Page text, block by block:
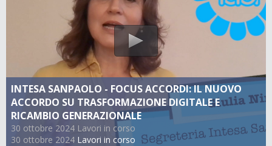
INTESA SANPAOLO - FOCUS ACCORDI: IL NUOVO
ACCORDO SU TRASFORMAZIONE DIGITALE E
RICAMBIO GENERAZIONALE
30 ottobre 2024 Lavori in corso
30 ottobre 2024 Lavori in corso